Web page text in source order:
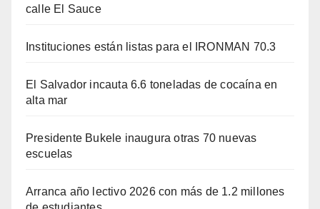
calle El Sauce
Instituciones están listas para el IRONMAN 70.3
El Salvador incauta 6.6 toneladas de cocaína en
alta mar
Presidente Bukele inaugura otras 70 nuevas
escuelas
Arranca año lectivo 2026 con más de 1.2 millones